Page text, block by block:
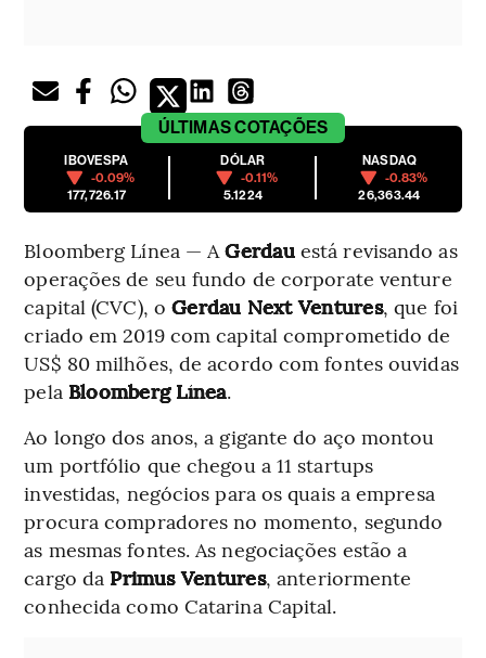
ÚLTIMASCOTAÇÕES
IBOVESPA
-0.09%
177,726.17
DÓLAR
-0.11%
5.1224
NASDAQ
-0.83%
26,363.44
Bloomberg Línea — AGerdauestá revisando as
operações de seu fundo de corporate venture
capital (CVC), oGerdau Next Ventures, que foi
criado em 2019 com capital comprometido de
US$ 80 milhões, de acordo com fontes ouvidas
pela Bloomberg Línea.
Ao longo dos anos, a gigante do aço montou
um portfólio que chegou a 11 startups
investidas, negócios para os quais a empresa
procura compradores no momento, segundo
as mesmas fontes. As negociações estão a
cargo da Primus Ventures, anteriormente
conhecida como Catarina Capital.